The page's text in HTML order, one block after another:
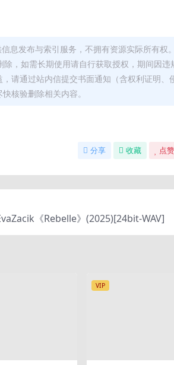
息发布与索引服务，不拥有资源实际所有权。
，如需长期使用请自行获取授权，期间因违
请通过站内信提交书面通知（含权利证明、
核验删除相关内容。
分享 收藏 点
《Rebelle》(2025)[24bit-WAV]
VIP